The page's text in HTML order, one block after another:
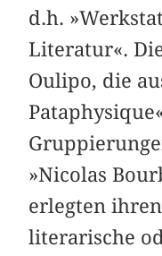
d.h.
Literatur«.
Oulipo, die
»Nicolas
erlegten
literarische